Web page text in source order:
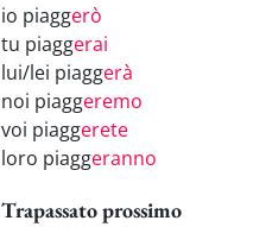
io piaggerò
tu piaggerai
lui/lei piaggerà
noi piaggeremo
voi piaggerete
loro piaggeranno
Trapassato prossimo